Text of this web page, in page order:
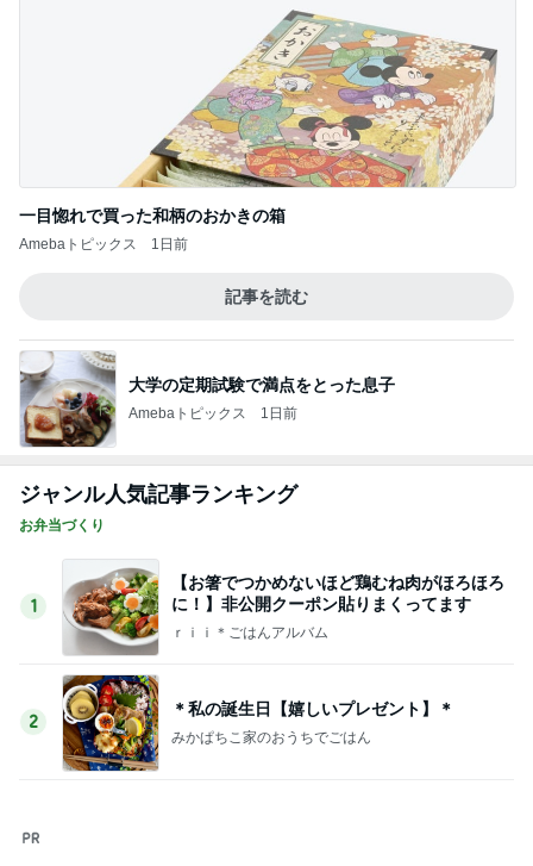
一目惚れで買った和柄のおかきの箱
Amebaトピックス 1日前
記事を読む
大学の定期試験で満点をとった息子
Amebaトピックス 1日前
ジャンル人気記事ランキング
お弁当づくり
1
【お箸でつかめないほど鶏むね肉がほろほろ
に！】非公開クーポン貼りまくってます
ｒｉｉ＊ごはんアルバム
2
＊私の誕生日【嬉しいプレゼント】＊
みかぱちこ家のおうちでごはん
3